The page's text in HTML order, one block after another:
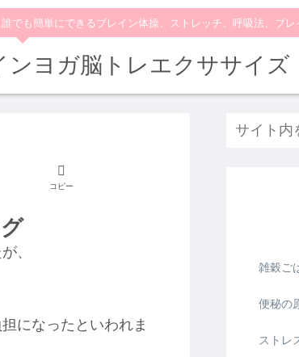
も簡単にできるブレイン体操、ストレッチ、呼吸法、ブレ
ンヨガ脳トレエクササイズ
コピー
、
になったといわれま
雑穀ご
便秘の
ストレ